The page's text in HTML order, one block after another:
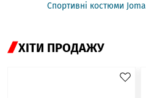
Спортивні костюми Joma
ХІТИ ПРОДАЖУ